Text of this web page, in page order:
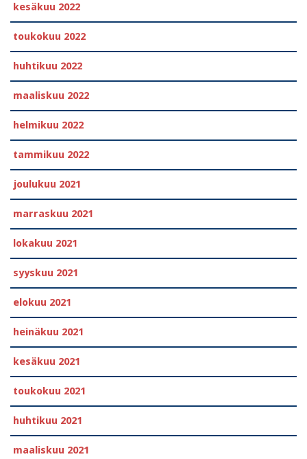
kesäkuu 2022
toukokuu 2022
huhtikuu 2022
maaliskuu 2022
helmikuu 2022
tammikuu 2022
joulukuu 2021
marraskuu 2021
lokakuu 2021
syyskuu 2021
elokuu 2021
heinäkuu 2021
kesäkuu 2021
toukokuu 2021
huhtikuu 2021
maaliskuu 2021